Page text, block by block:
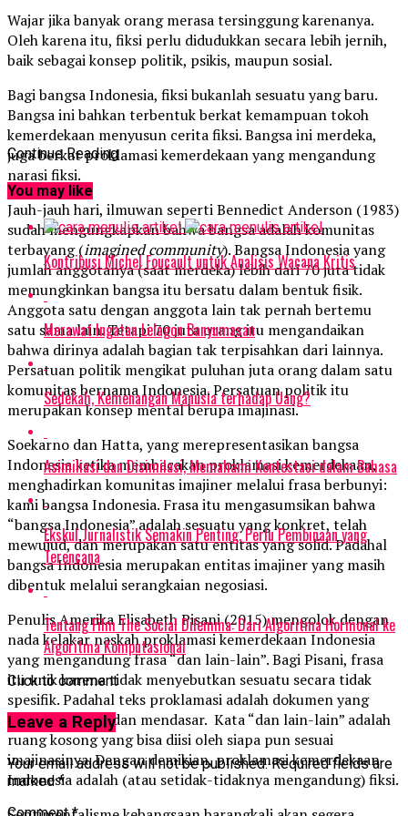
Wajar jika banyak orang merasa tersinggung karenanya.
Oleh karena itu, fiksi perlu didudukkan secara lebih jernih,
baik sebagai konsep politik, psikis, maupun sosial.
Bagi bangsa Indonesia, fiksi bukanlah sesuatu yang baru.
Bangsa ini bahkan terbentuk berkat kemampuan tokoh
kemerdekaan menyusun cerita fiksi. Bangsa ini merdeka,
juga berkat proklamasi kemerdekaan yang mengandung
narasi fiksi.
Jauh-jauh hari, ilmuwan seperti Bennedict Anderson (1983)
sudah mengungkapkan bahwa bangsa adalah komunitas
terbayang (imagined community). Bangsa Indonesia yang
jumlah anggotanya (saat merdeka) lebih dari 70 juta tidak
memungkinkan bangsa itu bersatu dalam bentuk fisik.
Anggota satu dengan anggota lain tak pernah bertemu
satu sama lain. Tetapi 70 juta orang itu mengandaikan
bahwa dirinya adalah bagian tak terpisahkan dari lainnya.
Persatuan politik mengikat puluhan juta orang dalam satu
komunitas bernama Indonesia. Persatuan politik itu
merupakan konsep mental berupa imajinasi.
Soekarno dan Hatta, yang merepresentasikan bangsa
Indonesia ketika membacakan proklamasi kemerdekaan,
menghadirkan komunitas imajiner melalui frasa berbunyi:
kami bangsa Indonesia. Frasa itu mengasumsikan bahwa
“bangsa Indonesia” adalah sesuatu yang konkret, telah
mewujud, dan merupakan satu entitas yang solid. Padahal
bangsa Indonesia merupakan entitas imajiner yang masih
dibentuk melalui serangkaian negosiasi.
Penulis Amerika Elisabeth Pisani (2015) mengolok dengan
nada kelakar naskah proklamasi kemerdekaan Indonesia
yang mengandung frasa “dan lain-lain”. Bagi Pisani, frasa
itu unik karena tidak menyebutkan sesuatu secara tidak
spesifik. Padahal teks proklamasi adalah dokumen yang
sangat penting dan mendasar. Kata “dan lain-lain” adalah
ruang kosong yang bisa diisi oleh siapa pun sesuai
imajinasinya. Dengan demikian, proklamasi kemerdekaan
Indonesia adalah (atau setidak-tidaknya mengandung) fiksi.
Continue Reading
You may like
Kontribusi Michel Foucault untuk Analisis Wacana Kritis
Merawat Ingatan Lelagon Banyumasan
Sedekah, Kemenangan Manusia terhadap Uang?
Asimiliasi dan Disimilasi, Memahami Kontestasi dalam Bahasa
Ekskul Jurnalistik Semakin Penting, Perlu Pembinaan yang
Terencana
Tentang Film The Social Dilemma: Dari Algoritma Hormonal ke
Algoritma Komputasional
Click to comment
Leave a Reply
Your email address will not be published. Required fields are
marked*